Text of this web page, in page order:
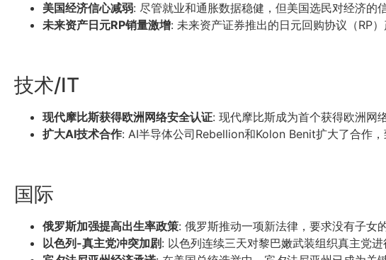
美国经济信心减弱: 尽管就业和通胀数据稳健，但美国选民对经济的
未来资产日元RP销量激增: 未来资产证券推出的日元回购协议（RP
技术/IT
现代摩比斯获得欧洲网络安全认证: 现代摩比斯成为首个获得欧洲网
扩大AI技术合作: AI半导体公司Rebellion和Kolon Benit扩大了合作
国际
俄罗斯加强提高出生率政策: 俄罗斯推动一项新法律，要求没有子女
以色列-真主党冲突加剧 : 以色列连续三天对黎巴嫩武装组织真主党